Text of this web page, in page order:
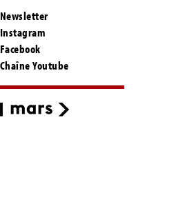
Newsletter
Instagram
Facebook
Chaîne Youtube